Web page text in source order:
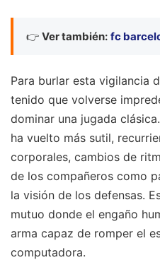
👉 Ver también: fc
Para burlar esta vigilancia
tenido que volverse
dominar una jugada
ha vuelto más sutil,
corporales, cambios de
de los compañeros como
la visión de los defensas.
mutuo donde el engaño
arma capaz de romper el
computadora.